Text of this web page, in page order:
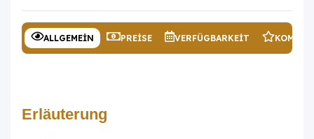
ALLGEMEIN PREISE VERFÜGBARKEIT
Erläuterung